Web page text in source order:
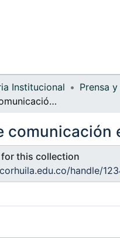
Institucional
Prensa
Medios de comunicación externa
comunicación
for this collection
handle/